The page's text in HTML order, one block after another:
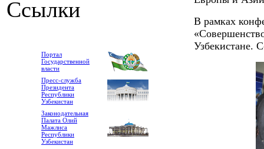
Ссылки
Портал
Государственной
власти
Пресс-служба
Президента
Республики
Узбекистан
Законодательная
Палата Олий
Мажлиса
Республики
Узбекистан
В рамках
Узбекистане.